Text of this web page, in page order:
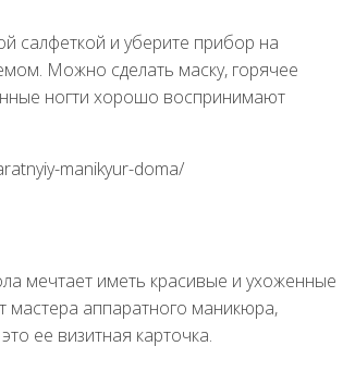
салфеткой и уберите прибор на
Можно сделать маску, горячее
ногти хорошо воспринимают
manikyur-doma/
мечтает иметь красивые и ухоженные
мастера аппаратного маникюра,
ее визитная карточка.